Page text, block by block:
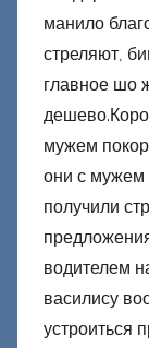
манило
стреляют,
главное шо
мужем
они с мужем
получили
водителем
василису
устроиться